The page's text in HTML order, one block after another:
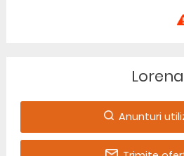
Lorena
Anunturi